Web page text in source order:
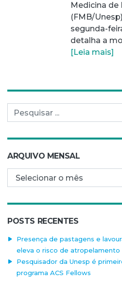
Medicina de
(FMB/
segunda-
detalha a
[Leia mais]
Pesquisar por:
ARQUIVO MENSAL
Arquivo mensal
POSTS RECENTES
Presença de pastagens e
eleva o risco de atropelamento
Pesquisador da Unesp é
programa ACS Fellows